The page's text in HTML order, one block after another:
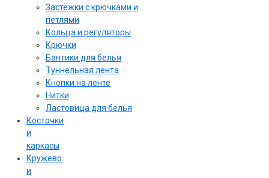
Застёжки с крючками и
петлями
Кольца и регуляторы
Крючки
Бантики для белья
Туннельная лента
Кнопки на ленте
Нитки
Ластовица для белья
Косточки
и
каркасы
Кружево
и